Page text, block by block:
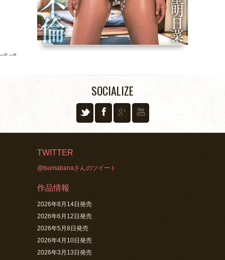
--> -->
SOCIALIZE
TWITTER
@tsumabanaさんのツイート
作品情報
2026年8月14日発売
2026年6月12日発売
2026年5月8日発売
2026年4月10日発売
2026年3月13日発売